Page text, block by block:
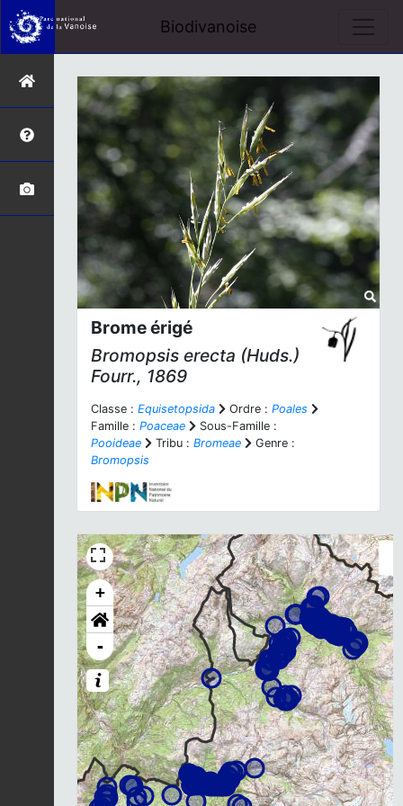
Biodivanoise
Brome érigé
Bromopsis erecta (Huds.)
Fourr., 1869
Classe : Equisetopsida Ordre : Poales
Famille : Poaceae
Sous-Famille :
Pooideae
Tribu : Bromeae
Genre :
Bromopsis
+
-